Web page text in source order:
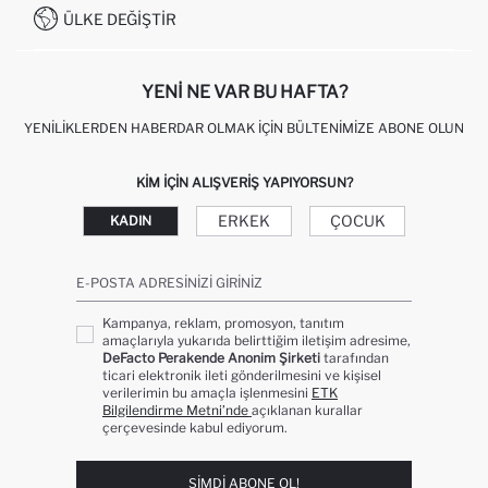
KAMPANYALAR
0850 333 22 86
ÜLKE DEĞIŞTIR
YENI NE VAR BU HAFTA?
YENILIKLERDEN HABERDAR OLMAK İÇIN BÜLTENIMIZE ABONE OLUN
KIM IÇIN ALIŞVERIŞ YAPIYORSUN?
KADIN ERKEK ÇOCUK
E-POSTA ADRESINIZI GIRINIZ
Kampanya, reklam, promosyon, tanıtım
amaçlarıyla yukarıda belirttiğim iletişim adresime,
DeFacto Perakende Anonim Şirketi tarafından
ticari elektronik ileti gönderilmesini ve kişisel
verilerimin bu amaçla işlenmesini ETK
Bilgilendirme Metni’nde açıklanan kurallar
çerçevesinde kabul ediyorum.
ŞIMDI ABONE OL!